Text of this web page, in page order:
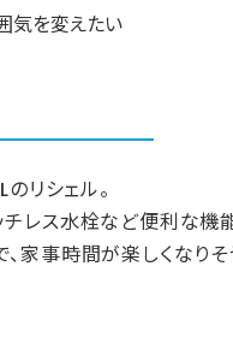
気を変えたい
リシェル。
レス水栓など便利な機
家事時間が楽しくなりそ